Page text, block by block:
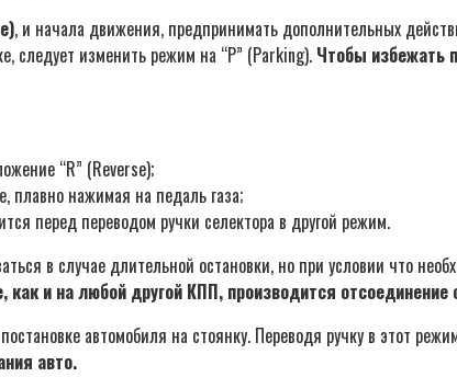
, и начала движения, предпринимать дополнительных
следует изменить режим на “P” (Parking). Чтобы избежать
“R” (Reverse);
плавно нажимая на педаль газа;
перед переводом ручки селектора в другой режим.
в случае длительной остановки, но при условии что
как и на любой другой КПП, производится
автомобиля на стоянку. Переводя ручку в этот
авто.